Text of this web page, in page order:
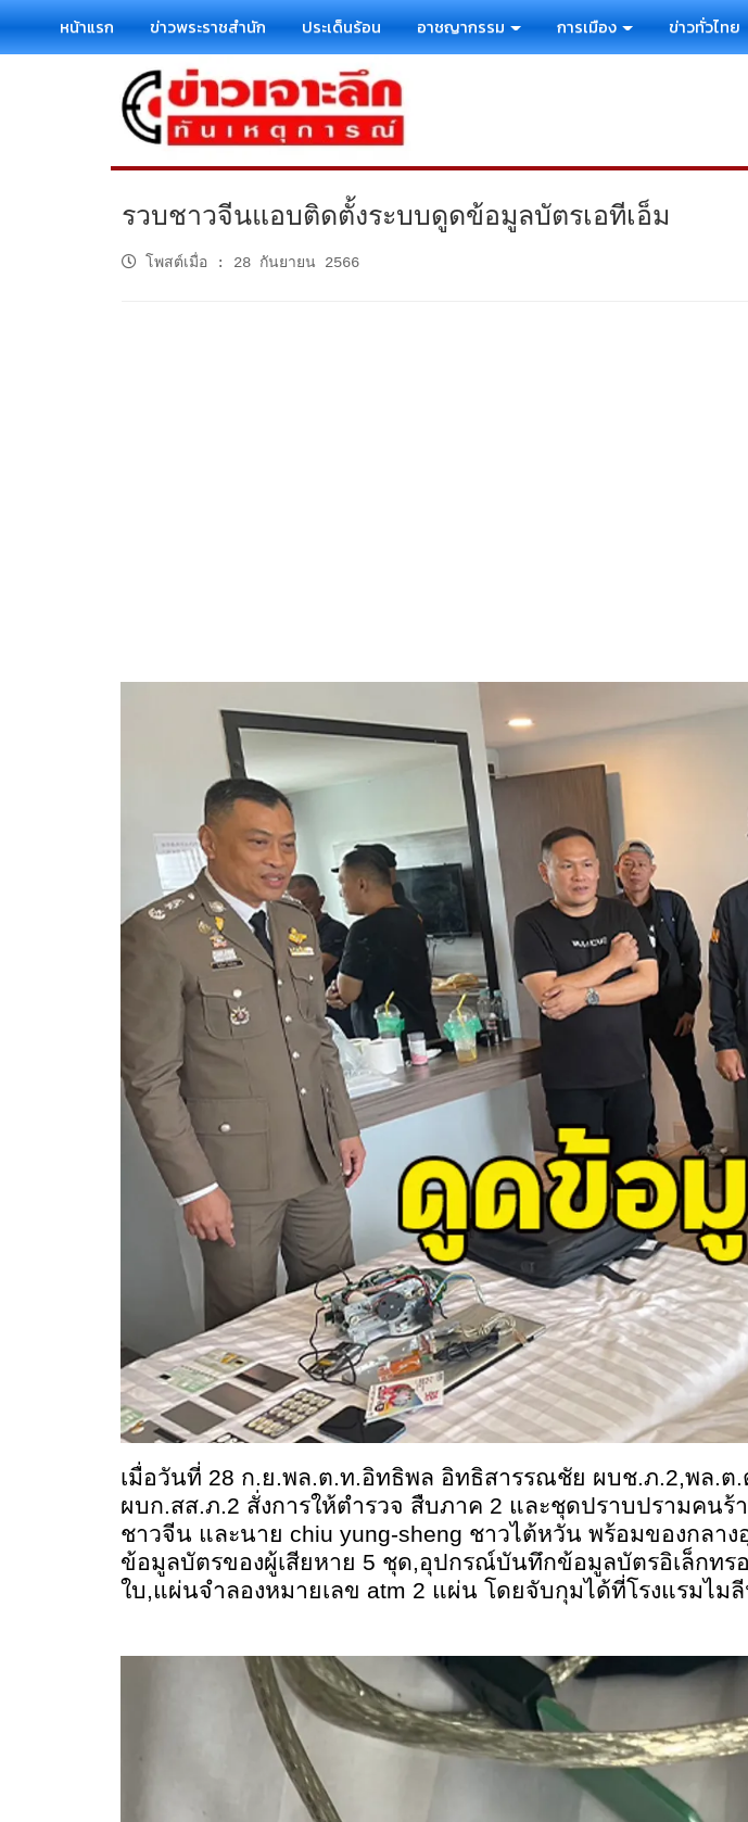
หน้าแรก ข่าวพระราชสำนัก ประเด็นร้อน อาชญากรรม การเมือง ข่าวทั่วไทย
รวบชาวจีนแอบติดตั้งระบบดูดข้อมูลบัตรเอทีเอ็ม
โพสต์เมื่อ : 28 กันยายน 2566
เมื่อวันที่ 28 ก.ย.พล.ต.ท.อิทธิพล อิทธิสารรณชัย ผบช.ภ.2,พล.ต.
ผบก.สส.ภ.2 สั่งการให้ตำรวจ สืบภาค 2 และชุดปราบปรามคน
ชาวจีน และนาย chiu yung-sheng ชาวไต้หวัน พร้อมของกลา
ข้อมูลบัตรของผู้เสียหาย 5 ชุด,อุปกรณ์บันทึกข้อมูลบัตรอิเล็กทร
ใบ,แผ่นจำลองหมายเลข atm 2 แผ่น โดยจับกุมได้ที่โรงแรมไม